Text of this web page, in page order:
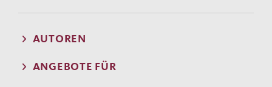
AUTOREN
ANGEBOTE FÜR